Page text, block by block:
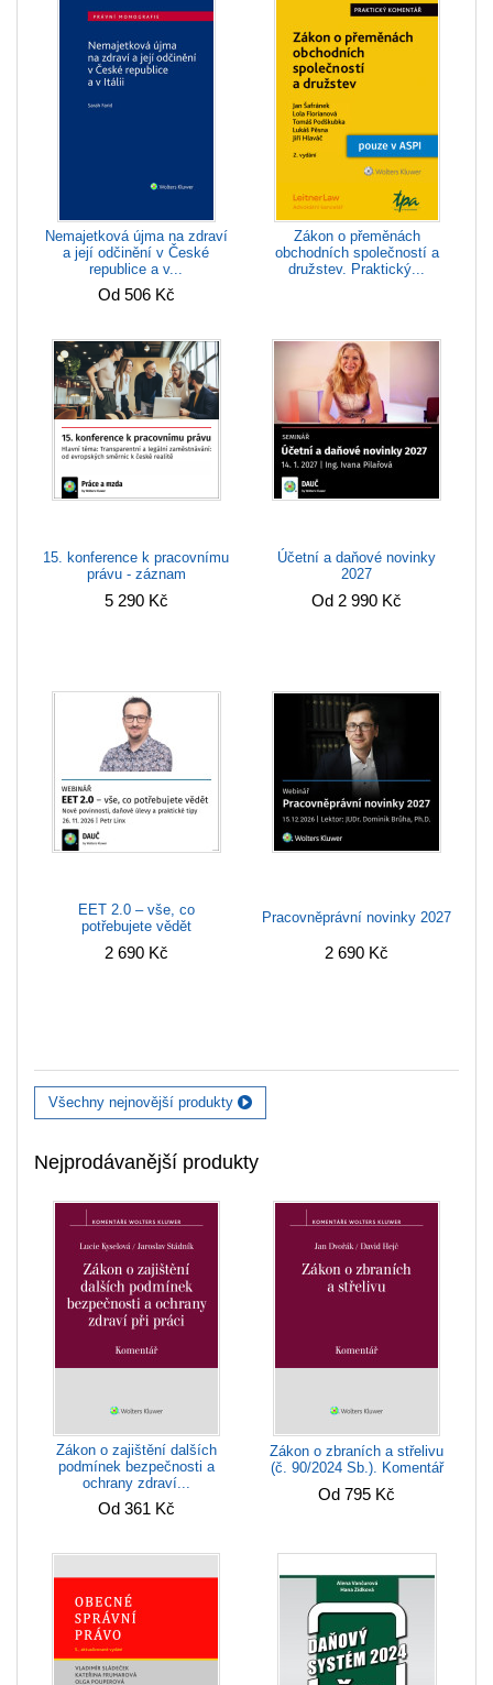
Nemajetková újma na zdraví
a její odčinění v České
republice a v...
Od 506 Kč
Zákon o přeměnách
obchodních společností a
družstev. Praktický...
15. konference k pracovnímu
právu - záznam
5 290 Kč
Účetní a daňové novinky
2027
Od 2 990 Kč
EET 2.0 – vše, co
potřebujete vědět
2 690 Kč
Pracovněprávní novinky 2027
2 690 Kč
Všechny nejnovější produkty
Nejprodávanější produkty
Zákon o zajištění dalších
podmínek bezpečnosti a
ochrany zdraví...
Od 361 Kč
Zákon o zbraních a střelivu
(č. 90/2024 Sb.). Komentář
Od 795 Kč